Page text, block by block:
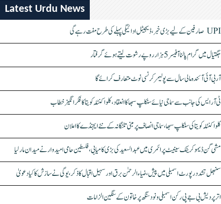
Latest Urdu News
UPI صارفین کے لیے بڑی خبر، ڈیجیٹل ادائیگی پہلے کی طرح مفت رہے گی
جگتیال میں گرام پالنا آفیسر 5 ہزار روپے رشوت لیتے ہوئے گرفتار
آر بی آئی آئندہ مالی سال سے پولیمر کرنسی نوٹ متعارف کرائے گا
ٹی آر ایس کی جانب سے سماجی نیائے سنکلپ سبھا کا انعقاد، کلواکنٹلہ کویتا کا فکر انگیز خطاب
کلواکنٹلہ کویتا کی سنکلپ سبھا، سماجی انصاف پر مبنی تلنگانہ کے نئے ایجنڈے کا اعلان
مشی گن ڈیموکریٹک سینیٹ پرائمری میں عبدالسعید کی بڑی کامیابی، فلسطین حامی امیدوار نے میدان مار لیا
سنبھل تشدد رپورٹ اسمبلی میں پیش، ضیاء الرحمٰن برق اور سہیل اقبال کا ذکر، یوگی نے سازش کا کیا دعویٰ
اتر پردیش بی جے پی رکن اسمبلی ونود سنگھ پر خاتون کے سنگین الزامات